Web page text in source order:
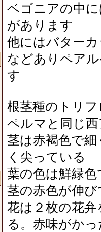
ベゴニアの中
があります
他にはバター
などありペア
す
根茎種のトリ
ペルマと同じ
茎は赤褐色で
く尖っている
葉の色は鮮緑
茎の赤色が伸
花は２枚の花
る。赤味がか